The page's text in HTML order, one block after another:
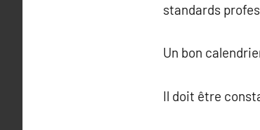
standards
Un bon
Il doit être